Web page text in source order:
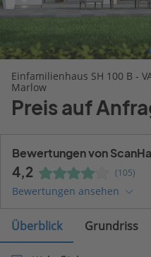
Einfamilienhaus SH 100 B -
Marlow
Preis auf
Bewertungen von
4,2 (105)
Bewertungen ansehen
Überblick Grundriss